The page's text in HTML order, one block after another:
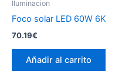
Iluminacion
Foco solar LED 60W 6K
70.19€
Añadir al carrito